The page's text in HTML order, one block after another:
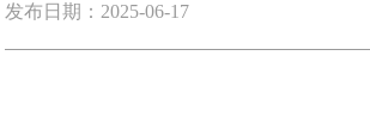
发布日期：2025-06-17